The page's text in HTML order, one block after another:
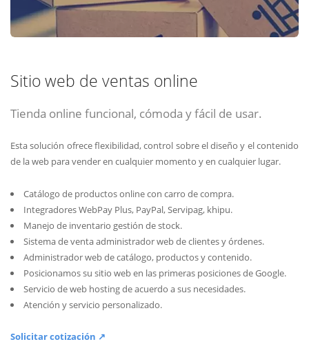
Sitio web de ventas online
Tienda online funcional, cómoda y fácil de usar.
Esta solución ofrece flexibilidad, control sobre el diseño y el contenido
de la web para vender en cualquier momento y en cualquier lugar.
Catálogo de productos online con carro de compra.
Integradores WebPay Plus, PayPal, Servipag, khipu.
Manejo de inventario gestión de stock.
Sistema de venta administrador web de clientes y órdenes.
Administrador web de catálogo, productos y contenido.
Posicionamos su sitio web en las primeras posiciones de Google.
Servicio de web hosting de acuerdo a sus necesidades.
Atención y servicio personalizado.
Solicitar cotización ↗